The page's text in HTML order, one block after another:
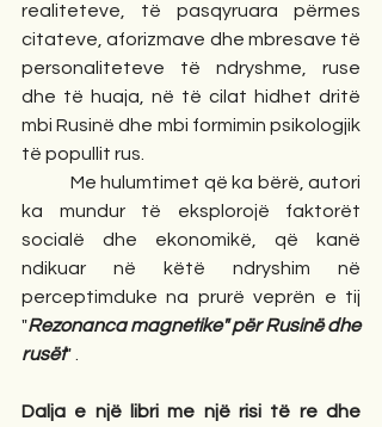
realiteteve, të pasqyruara përmes
citateve, aforizmave dhe mbresave të
personaliteteve të ndryshme, ruse
dhe të huaja, në të cilat hidhet dritë
mbi Rusinë dhe mbi formimin psikologjik
të popullit rus.
Me hulumtimet që ka bërë, autori
ka mundur të eksplorojë faktorët
socialë dhe ekonomikë, që kanë
ndikuar në këtë ndryshim në
perceptimduke na prurë veprën e tij
"Rezonanca magnetike" për Rusinë dhe
rusët" .
Dalja e një libri me një risi të re dhe